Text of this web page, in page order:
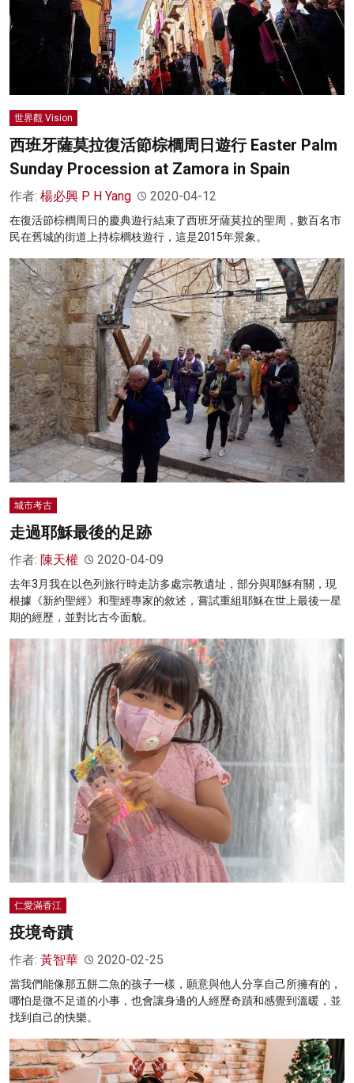
世界觀 Vision
西班牙薩莫拉復活節棕櫚周日遊行 Easter Palm
Sunday Procession at Zamora in Spain
作者: 楊必興 P H Yang 2020-04-12
在復活節棕櫚周日的慶典遊行結束了西班牙薩莫拉的聖周，數百名市
民在舊城的街道上持棕櫚枝遊行，這是2015年景象。
城市考古
走過耶穌最後的足跡
作者: 陳天權 2020-04-09
去年3月我在以色列旅行時走訪多處宗教遺址，部分與耶穌有關，現
根據《新約聖經》和聖經專家的敘述，嘗試重組耶穌在世上最後一星
期的經歷，並對比古今面貌。
仁愛滿香江
疫境奇蹟
作者: 黃智華 2020-02-25
當我們能像那五餅二魚的孩子一樣，願意與他人分享自己所擁有的，
哪怕是微不足道的小事，也會讓身邊的人經歷奇蹟和感覺到溫暖，並
找到自己的快樂。